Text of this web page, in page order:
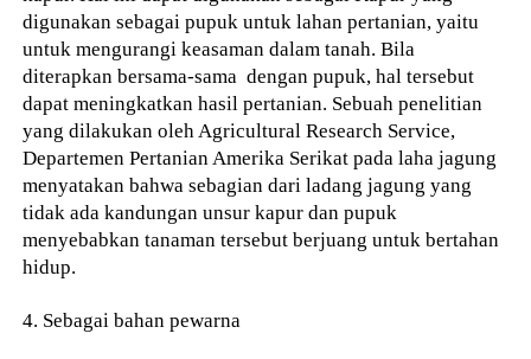
digunakan sebagai pupuk untuk lahan pertanian, yaitu
untuk mengurangi keasaman dalam tanah. Bila
diterapkan bersama-sama dengan pupuk, hal tersebut
dapat meningkatkan hasil pertanian. Sebuah penelitian
yang dilakukan oleh Agricultural Research Service,
Departemen Pertanian Amerika Serikat pada laha jagung
menyatakan bahwa sebagian dari ladang jagung yang
tidak ada kandungan unsur kapur dan pupuk
menyebabkan tanaman tersebut berjuang untuk bertahan
hidup.
4. Sebagai bahan pewarna